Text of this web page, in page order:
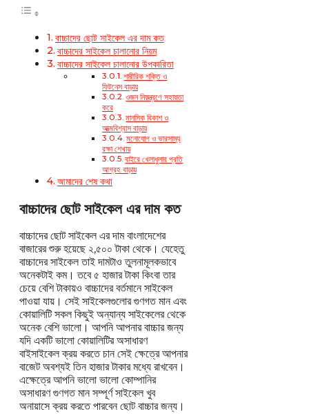
বাচ্চাদের ছোট সাইকেল এর দাম কত
বাচ্চাদের সাইকেল চালানোর নিয়ম
বাচ্চাদের সাইকেল চালানোর উপকারিতা
শারীরিক শক্তি ও
ফিটনেস বাড়ায়
ওজন নিয়ন্ত্রণে সহায়তা
করে
মানসিক বিকাশ ও
আত্মবিশ্বাস বাড়ায়
মনোযোগ ও ভারসাম্য
রক্ষা শেখায়
বাইরে খেলাধুলার প্রতি
আগ্রহ বাড়ায়
আমাদের শেষ কথা
বাচ্চাদের ছোট সাইকেল এর দাম কত
বাচ্চাদের ছোট সাইকেল এর দাম বাংলাদেশের
বাজারের শুরু হয়েছে ২,৫০০ টাকা থেকে। যেহেতু
বাচ্চাদের সাইকেল তাই দামটাও তুলনামূলকভাবে
অনেকটাই কম। তবে ৫ হাজার টাকা কিংবা তার
চেয়ে বেশি টাকায়ও বাচ্চাদের বর্তমানে সাইকেল
পাওয়া যায়। সেই সাইকেলগুলোর গুণগত মান এবং
কোয়ালিটি সকল কিছুই অন্যান্য সাইকেলের থেকে
অনেক বেশি ভালো। আপনি আপনার বাচ্চার জন্য
যদি একটি ভালো কোয়ালিটির অসাধারণ
বাইসাইকেল ক্রয় করতে চান সেই ক্ষেত্রে আপনার
বাজেট অবশ্যই তিন হাজার টাকার মধ্যে রাখবেন।
এক্ষেত্রে আপনি ভালো ভালো কোম্পানির
অসাধারণ গুণগত মান সম্পূর্ণ সাইকেল খুব
অনায়াসে ক্রয় করতে পারবেন ছোট বাচ্চার জন্য।